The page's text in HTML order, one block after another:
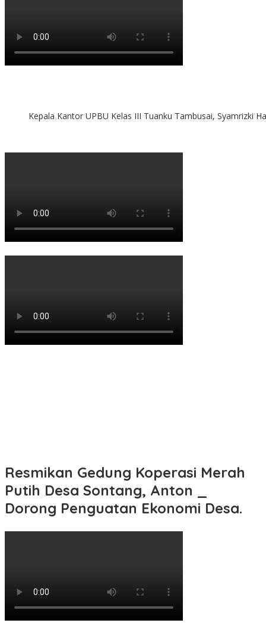
Kepala Kantor UPBU Kelas III Tuanku Tambusai, Syamrizki
Resmikan Gedung Koperasi Merah
Putih Desa Sontang, Anton _
Dorong Penguatan Ekonomi Desa.